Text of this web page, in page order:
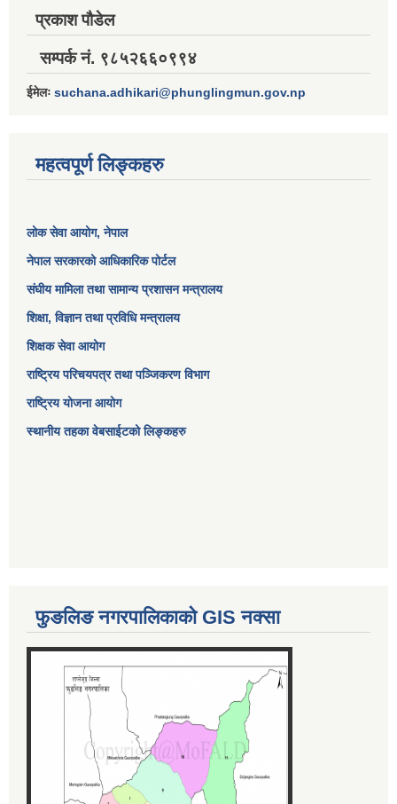
प्रकाश पौडेल
सम्पर्क नं. ९८५२६६०९९४
ईमेलः suchana.adhikari@phunglingmun.gov.np
महत्वपूर्ण लिङ्कहरु
लोक सेवा आयोग, नेपाल
नेपाल सरकारको आधिकारिक पोर्टल
संघीय मामिला तथा सामान्य प्रशासन मन्त्रालय
शिक्षा, विज्ञान तथा प्रविधि मन्त्रालय
शिक्षक सेवा आयोग
राष्ट्रिय परिचयपत्र तथा पञ्जिकरण विभाग
राष्ट्रिय योजना आयोग
स्थानीय तहका वेबसाईटको लिङ्कहरु
फुङलिङ नगरपालिकाको GIS नक्सा